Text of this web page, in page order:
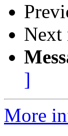
Next
]
More